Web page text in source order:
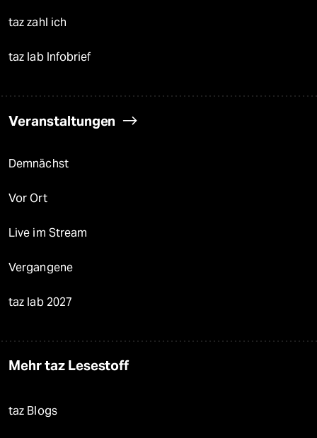
taz zahl ich
taz lab Infobrief
Veranstaltungen
Demnächst
Vor Ort
Live im Stream
Vergangene
taz lab 2027
Mehr taz Lesestoff
taz Blogs